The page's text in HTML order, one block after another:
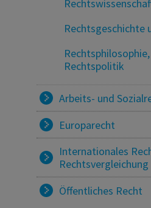
Rechtsgeschichte
Rechtspolitik
Arbeits- und
Europarecht
Internationales
Rechtsvergleichung
Öffentliches Recht